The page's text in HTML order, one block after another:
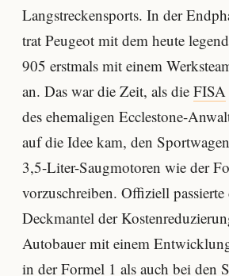
Langstreckensports. In der
trat Peugeot mit dem heute
905 erstmals mit einem
an. Das war die Zeit, als die FISA
des ehemaligen Ecclestone-
auf die Idee kam, den
3,5-Liter-Saugmotoren wie der
vorzuschreiben. Offiziell passierte
Deckmantel der
Autobauer mit einem
in der Formel 1 als auch bei den